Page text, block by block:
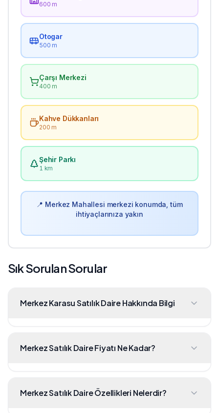
600 m
Otogar
500 m
Çarşı Merkezi
400 m
Kahve Dükkanları
200 m
Şehir Parkı
1 km
📍 Merkez Mahallesi merkezi konumda, tüm
ihtiyaçlarınıza yakın
Sık Sorulan Sorular
Merkez Karasu Satılık Daire Hakkında Bilgi
Merkez Satılık Daire Fiyatı Ne Kadar?
Merkez Satılık Daire Özellikleri Nelerdir?